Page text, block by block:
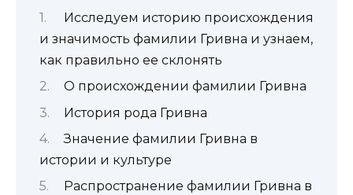
Исследуем историю происхождения
и значимость фамилии Гривна и узнаем,
как правильно ее склонять
О происхождении фамилии Гривна
История рода Гривна
Значение фамилии Гривна в
истории и культуре
Распространение фамилии Гривна в